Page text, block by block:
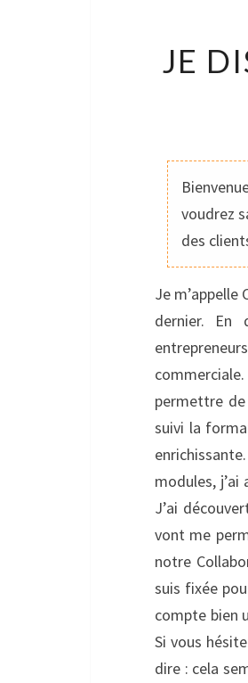
JE
voudrez
des
Je m’appelle
dernier. En
permettre
suivi la
modules,
J’ai
vont me
notre
suis fixée
compte bien
Si vous
dire : cela